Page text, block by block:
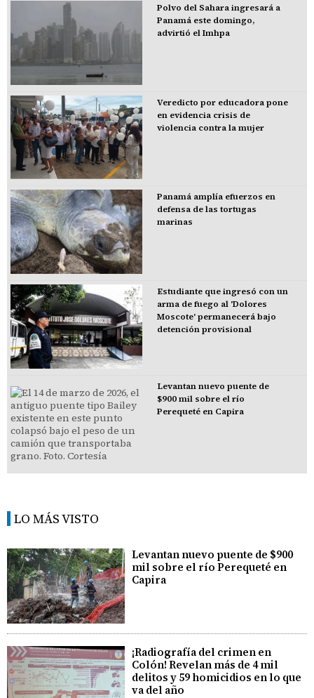
Polvo del Sahara ingresará a
Panamá este domingo,
advirtió el Imhpa
Veredicto por educadora pone
en evidencia crisis de
violencia contra la mujer
Panamá amplía efuerzos en
defensa de las tortugas
marinas
Estudiante que ingresó con un
arma de fuego al 'Dolores
Moscote' permanecerá bajo
detención provisional
Levantan nuevo puente de
$900 mil sobre el río
Perequeté en Capira
LO MÁS VISTO
Levantan nuevo puente de $900
mil sobre el río Perequeté en
Capira
¡Radiografía del crimen en
Colón! Revelan más de 4 mil
delitos y 59 homicidios en lo que
va del año